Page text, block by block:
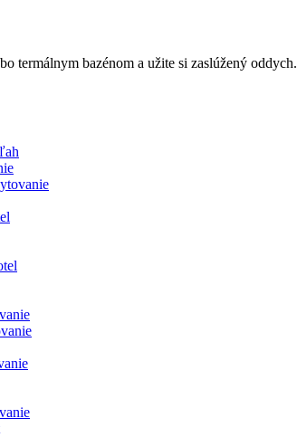
termálnym bazénom a užite si zaslúžený oddych.